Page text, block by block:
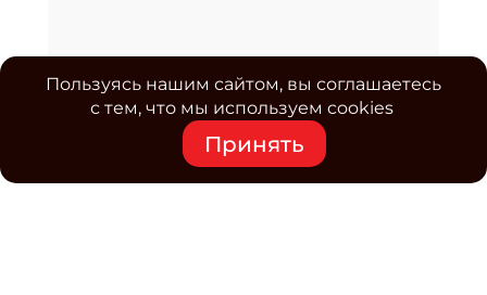
Пользуясь нашим сайтом, вы соглашаетесь
с тем, что мы используем cookies
Принять